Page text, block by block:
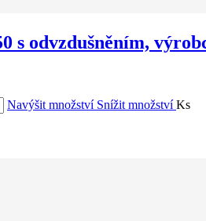
s odvzdušněním,
Navýšit množství Snížit množstvíKs